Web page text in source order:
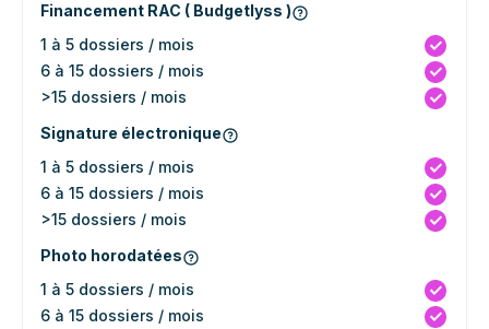
Financement RAC ( Budgetlyss )
1 à 5 dossiers / mois
6 à 15 dossiers / mois
>15 dossiers / mois
Signature électronique
1 à 5 dossiers / mois
6 à 15 dossiers / mois
>15 dossiers / mois
Photo horodatées
1 à 5 dossiers / mois
6 à 15 dossiers / mois